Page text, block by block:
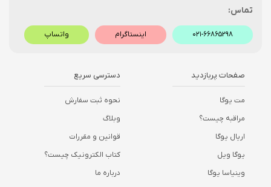
تماس:
۰۲۱-۶۶۸۶۵۲۹۸ اینستاگرام واتساپ
صفحات پربازدید
مت یوگا
مراقبه چیست؟
اریال یوگا
یوگا ویل
وینیاسا یوگا
دسترسی سریع
نحوه ثبت سفارش
وبلاگ
قوانین و مقررات
کتاب الکترونیک چیست؟
درباره ما